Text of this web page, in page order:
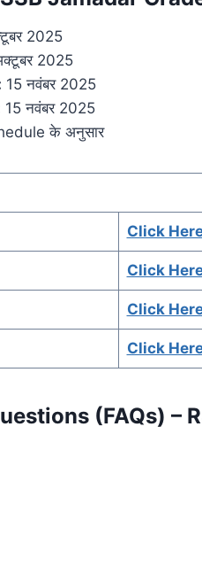
2025
2025
15 नवंबर 2025
15 नवंबर 2025
के अनुसार
Click
Click
Click
Click
(FAQs) –